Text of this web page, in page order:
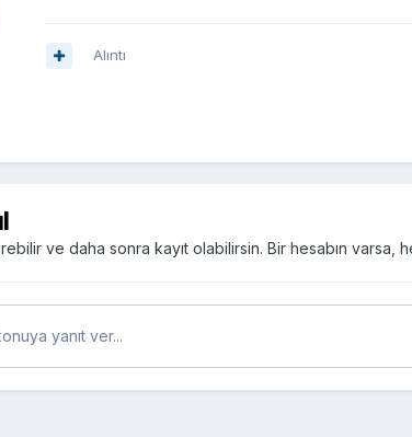
Alıntı
ve daha sonra kayıt olabilirsin. Bir hesabın varsa,
yanıt ver...